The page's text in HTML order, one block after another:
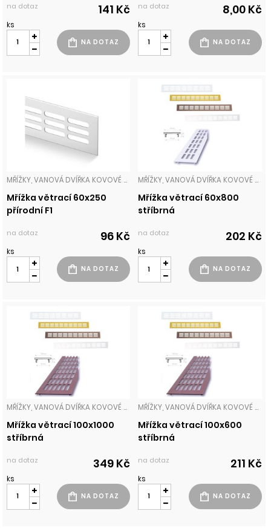
na dotaz 141 Kč
ks
na dotaz 8,00 Kč
ks
MŘÍŽKY, VANOVÁ DVÍŘKA KOVOVÉ MŘÍŽKY
Mřížka větrací 60x250
přírodní F1
na dotaz 96 Kč
ks
MŘÍŽKY, VANOVÁ DVÍŘKA KOVOVÉ MŘÍŽKY
Mřížka větrací 60x800
stříbrná
na dotaz 202 Kč
ks
MŘÍŽKY, VANOVÁ DVÍŘKA KOVOVÉ MŘÍŽKY
Mřížka větrací 100x1000
stříbrná
na dotaz 349 Kč
ks
MŘÍŽKY, VANOVÁ DVÍŘKA KOVOVÉ MŘÍŽKY
Mřížka větrací 100x600
stříbrná
na dotaz 211 Kč
ks